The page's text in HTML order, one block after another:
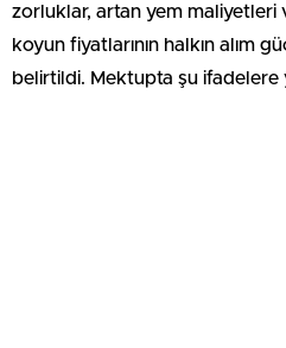
zorluklar, artan yem
koyun fiyatlarının halkın alım
belirtildi. Mektupta şu ifadelere